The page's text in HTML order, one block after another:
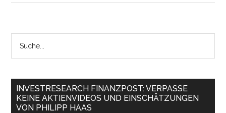
INVESTRESEARCH FINANZPOST: VERPASSE
KEINE AKTIENVIDEOS UND EINSCHÄTZUNGEN
VON PHILIPP HAAS